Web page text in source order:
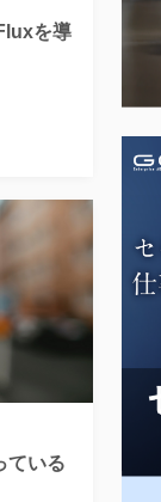
を導
ている